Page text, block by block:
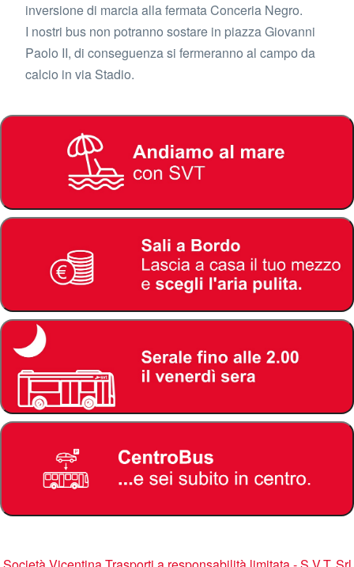
inversione di marcia alla fermata Conceria Negro.
I nostri bus non potranno sostare in piazza Giovanni
Paolo II, di conseguenza si fermeranno al campo da
calcio in via Stadio.